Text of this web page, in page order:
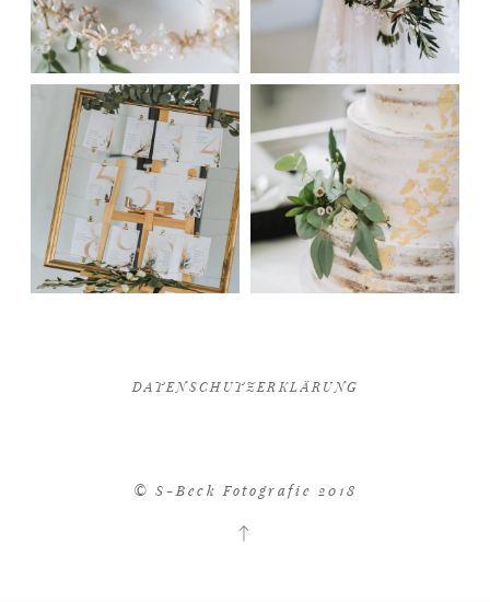
DATENSCHUTZERKLÄRUNG
© S-Beck Fotografie 2018